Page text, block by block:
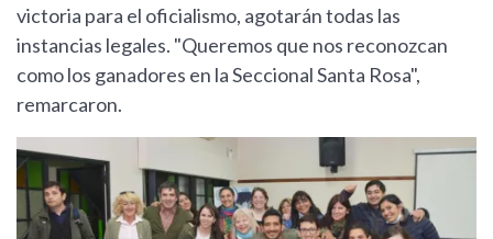
victoria para el oficialismo, agotarán todas las
instancias legales. "Queremos que nos reconozcan
como los ganadores en la Seccional Santa Rosa",
remarcaron.